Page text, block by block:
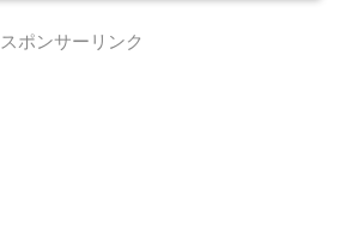
スポンサーリンク